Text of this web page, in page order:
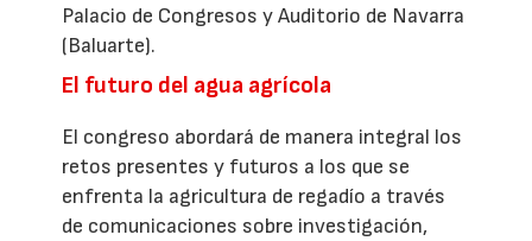
Palacio de Congresos y Auditorio de Navarra
(Baluarte).
El futuro del agua agrícola
El congreso abordará de manera integral los
retos presentes y futuros a los que se
enfrenta la agricultura de regadío a través
de comunicaciones sobre investigación,